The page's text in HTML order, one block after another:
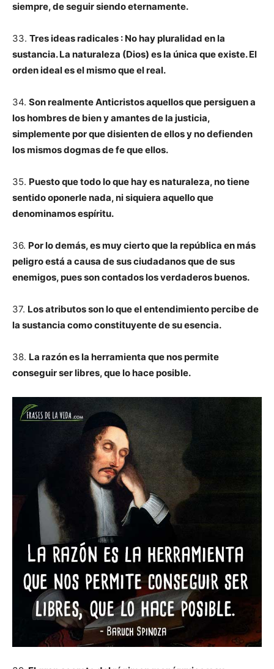
siempre, de seguir siendo eternamente.
33. Tres ideas radicales : No hay pluralidad en la
sustancia. La naturaleza (Dios) es la única que existe. El
orden ideal es el mismo que el real.
34. Son realmente Anticristos aquellos que persiguen a
los hombres de bien y amantes de la justicia,
simplemente por que disienten de ellos y no defienden
los mismos dogmas de fe que ellos.
35. Puesto que todo lo que hay es naturaleza, no tiene
sentido oponerle nada, ni siquiera aquello que
denominamos espíritu.
36. Por lo demás, es muy cierto que la república en más
peligro está a causa de sus ciudadanos que de sus
enemigos, pues son contados los verdaderos buenos.
37. Los atributos son lo que el entendimiento percibe de
la sustancia como constituyente de su esencia.
38. La razón es la herramienta que nos permite
conseguir ser libres, que lo hace posible.